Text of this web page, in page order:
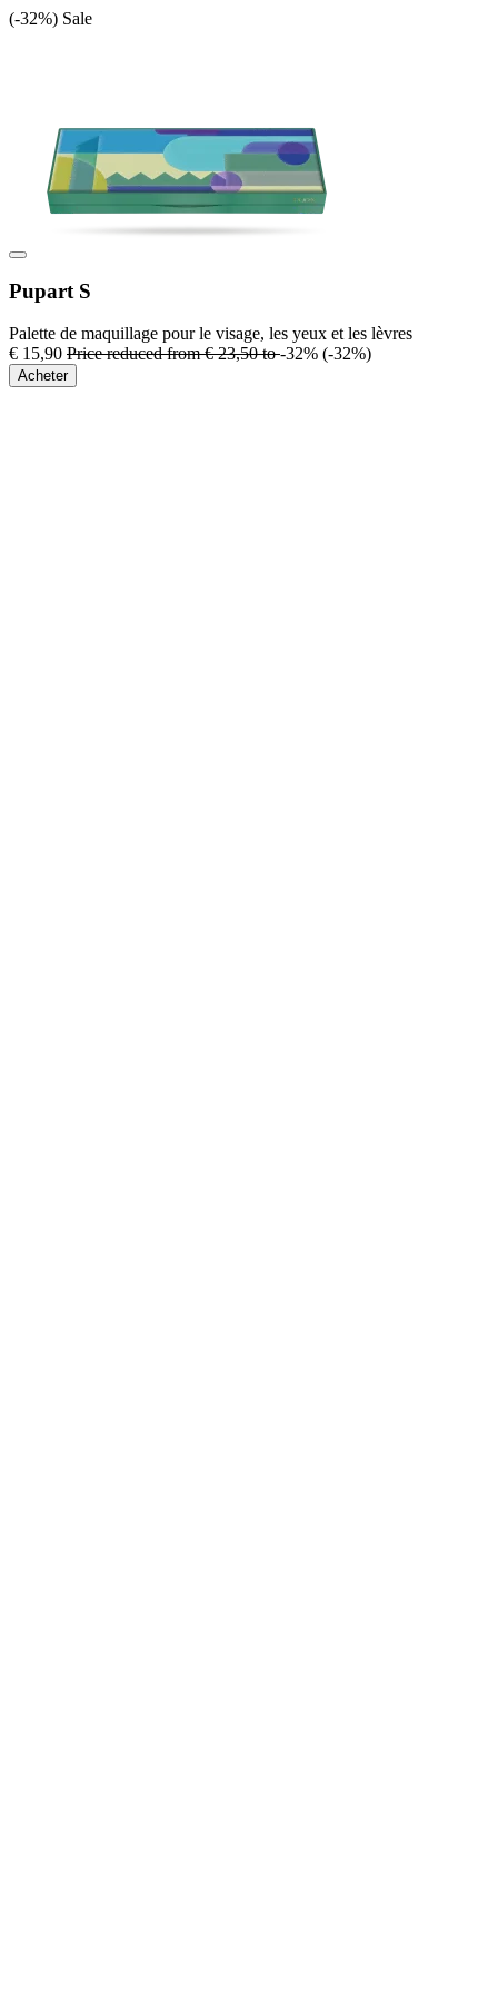
(-32%) Sale
Pupart S
Palette de maquillage pour le visage, les yeux et les lèvres
€ 15,90 Price reduced from€ 23,50to-32% (-32%)
Acheter